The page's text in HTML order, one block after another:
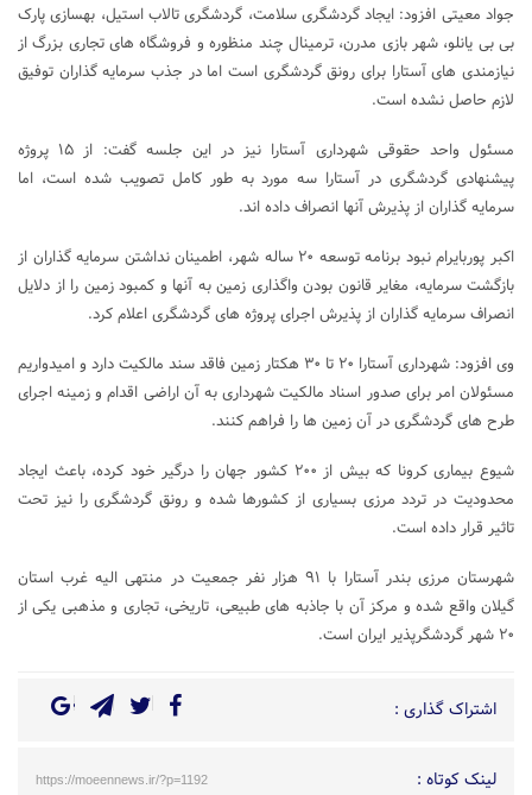
جواد معیتی افزود: ایجاد گردشگری سلامت، گردشگری تالاب استیل، بهسازی پارک
بی بی یانلو، شهر بازی مدرن، ترمینال چند منظوره و فروشگاه های تجاری بزرگ از
نیازمندی های آستارا برای رونق گردشگری است اما در جذب سرمایه گذاران توفیق
لازم حاصل نشده است.
مسئول واحد حقوقی شهرداری آستارا نیز در این جلسه گفت: از ۱۵ پروژه
پیشنهادی گردشگری در آستارا سه مورد به طور کامل تصویب شده است، اما
سرمایه گذاران از پذیرش آنها انصراف داده اند.
اکبر پوربایرام نبود برنامه توسعه ۲۰ ساله شهر، اطمینان نداشتن سرمایه گذاران از
بازگشت سرمایه، مغایر قانون بودن واگذاری زمین به آنها و کمبود زمین را از دلایل
انصراف سرمایه گذاران از پذیرش اجرای پروژه های گردشگری اعلام کرد.
وی افزود: شهرداری آستارا ۲۰ تا ۳۰ هکتار زمین فاقد سند مالکیت دارد و امیدواریم
مسئولان امر برای صدور اسناد مالکیت شهرداری به آن اراضی اقدام و زمینه اجرای
طرح های گردشگری در آن زمین ها را فراهم کنند.
شیوع بیماری کرونا که بیش از ۲۰۰ کشور جهان را درگیر خود کرده، باعث ایجاد
محدودیت در تردد مرزی بسیاری از کشورها شده و رونق گردشگری را نیز تحت
تاثیر قرار داده است.
شهرستان مرزی بندر آستارا با ۹۱ هزار نفر جمعیت در منتهی الیه غرب استان
گیلان واقع شده و مرکز آن با جاذبه های طبیعی، تاریخی، تجاری و مذهبی یکی از
۲۰ شهر گردشگرپذیر ایران است.
اشتراک گذاری :
لینک کوتاه : https://moeennews.ir/?p=1192